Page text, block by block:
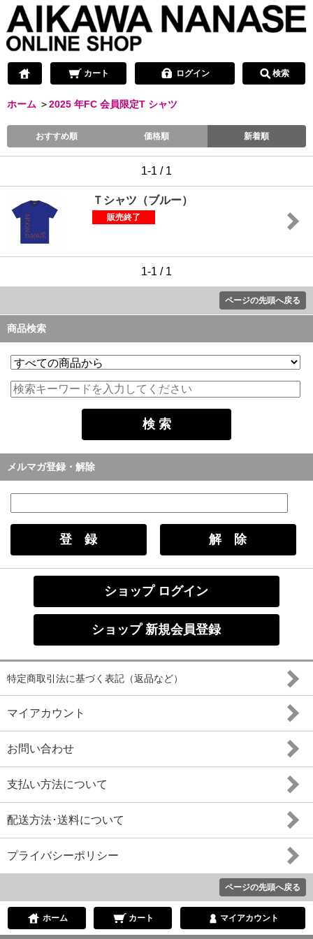
カート ログイン 検索
ホーム ＞2025 年FC 会員限定T シャツ
おすすめ順 価格順 新着順
1-1 / 1
Ｔシャツ（ブルー）
販売終了
1-1 / 1
ページの先頭へ戻る
商品検索
メルマガ登録・解除
ショップ ログイン
ショップ 新規会員登録
特定商取引法に基づく表記（返品など）
マイアカウント
お問い合わせ
支払い方法について
配送方法･送料について
プライバシーポリシー
ページの先頭へ戻る
ホーム カート マイアカウント